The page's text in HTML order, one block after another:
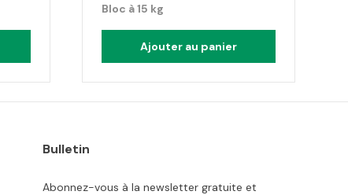
Bloc à 15 kg
Ajouter au panier
Bulletin
Abonnez-vous à la newsletter gratuite et